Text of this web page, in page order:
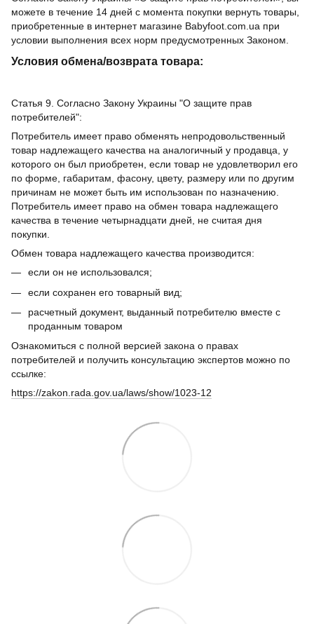
можете в течение 14 дней с момента покупки вернуть товары,
приобретенные в интернет магазине Babyfoot.com.ua при
условии выполнения всех норм предусмотренных Законом.
Условия обмена/возврата товара:
Статья 9. Согласно Закону Украины "О защите прав
потребителей":
Потребитель имеет право обменять непродовольственный
товар надлежащего качества на аналогичный у продавца, у
которого он был приобретен, если товар не удовлетворил его
по форме, габаритам, фасону, цвету, размеру или по другим
причинам не может быть им использован по назначению.
Потребитель имеет право на обмен товара надлежащего
качества в течение четырнадцати дней, не считая дня
покупки.
Обмен товара надлежащего качества производится:
если он не использовался;
если сохранен его товарный вид;
расчетный документ, выданный потребителю вместе с
проданным товаром
Ознакомиться с полной версией закона о правах
потребителей и получить консультацию экспертов можно по
ссылке:
https://zakon.rada.gov.ua/laws/show/1023-12